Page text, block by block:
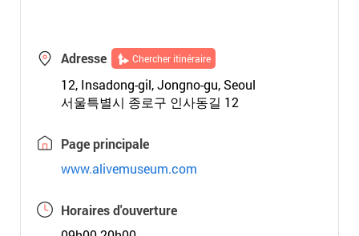
Adresse Chercher itinéraire
12, Insadong-gil, Jongno-gu, Seoul
서울특별시 종로구 인사동길 12
Page principale
www.alivemuseum.com
Horaires d'ouverture